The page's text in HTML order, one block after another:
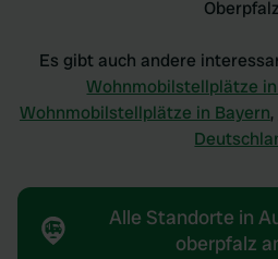
Es gibt auch andere
Wohnmobilstellplätze
Wohnmobilstellplätze in Bayern,
Alle Standorte in
oberpfalz